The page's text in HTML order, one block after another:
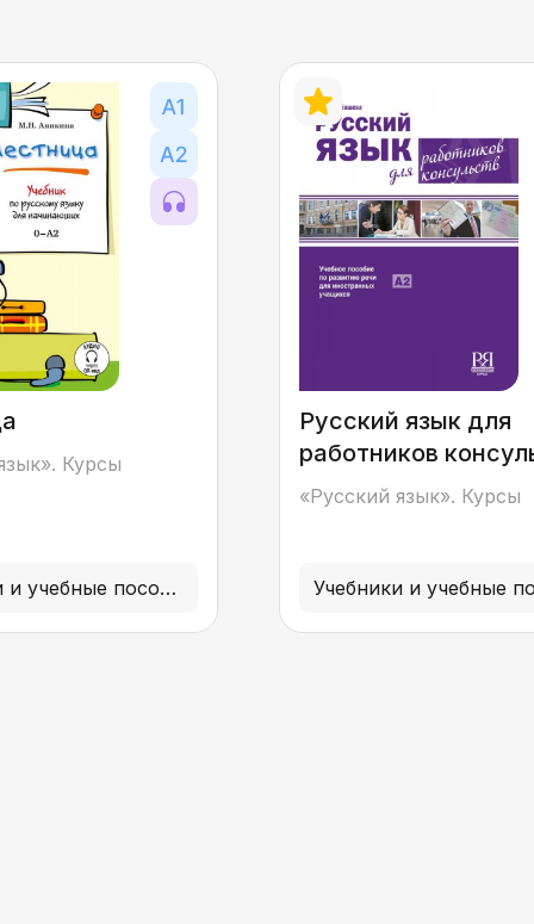
Курсы
Учебники и учебные пособия
Русский язык для
работников
«Русский язык». Курсы